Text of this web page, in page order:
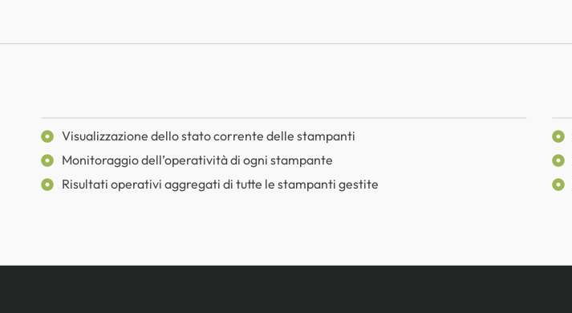
Visualizzazione dello stato corrente delle stampanti
Monitoraggio dell’operatività di ogni stampante
Risultati operativi aggregati di tutte le stampanti gestite